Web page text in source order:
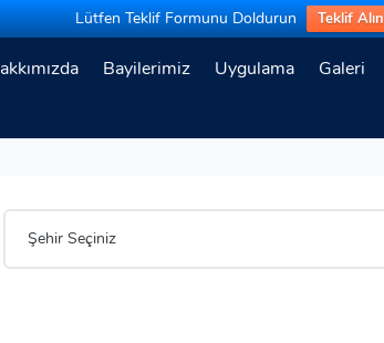
Lütfen Teklif Formunu Doldurun Teklif Alın
Bayilerimiz Uygulama Galeri
Şehir Seçiniz